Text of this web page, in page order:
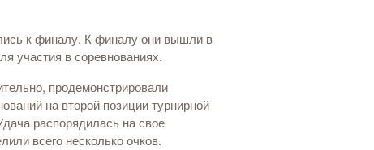
к финалу. К финалу они вышли в
участия в соревнованиях.
продемонстрировали
на второй позиции турнирной
распорядилась на свое
всего несколько очков.